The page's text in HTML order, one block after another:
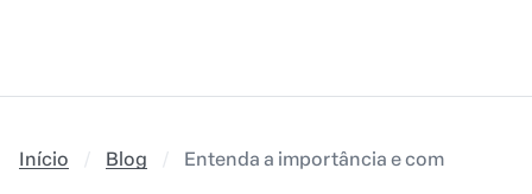
Início Blog Entenda a importância e como fazer